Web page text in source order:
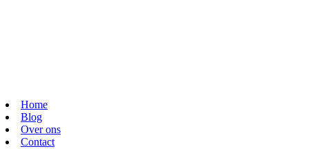
Home
Blog
Over ons
Contact